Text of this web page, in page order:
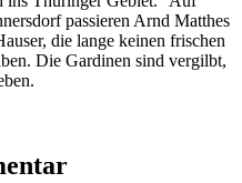
passieren Arnd Matthes
die lange keinen frischen
Die Gardinen sind vergilbt,